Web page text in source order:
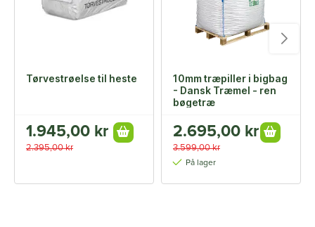
Tørvestrøelse til heste
1.945,00 kr
2.395,00 kr
10mm træpiller i bigbag
- Dansk Træmel - ren
bøgetræ
2.695,00 kr
3.599,00 kr
På lager